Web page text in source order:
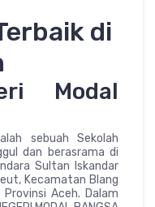
di
Modal
sebuah Sekolah
dan berasrama di
Sultan Iskandar
Kecamatan Blang
Aceh. Dalam